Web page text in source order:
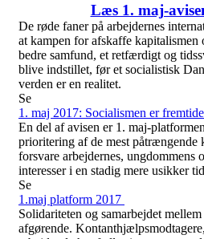
Læs 1. maj-
De røde faner på arbejdernes
at kampen for afskaffe kapitalismen
bedre samfund, et retfærdigt og
blive indstillet, før et socialistisk
verden er en realitet.
Se
1. maj 2017: Socialismen er
En del af avisen er 1. maj-
prioritering af de mest påtrængende
forsvare arbejdernes, ungdommens
interesser i en stadig mere usikker
Se
1.maj platform 2017
Solidariteten og samarbejdet
afgørende.